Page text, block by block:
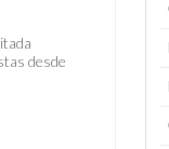
desde